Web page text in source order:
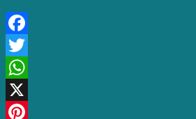
Facebook
Twitter
WhatsApp
X